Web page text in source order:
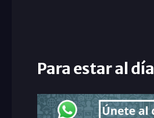
Para estar al día